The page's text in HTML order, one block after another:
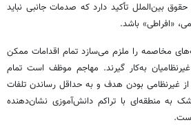
بین‌الملل تأکید دارد که صدمات جانبی نباید
«افراطی» باشد.
مخاصمه را ملزم می‌سازد تمام اقدامات ممکن
به‌کار گیرند. مهاجم موظف است تمام
از غیرنظامی بودن هدف و به حداقل رساندن تلفات
به منطقه‌ای با تراکم دانش‌آموزی نشان‌دهنده